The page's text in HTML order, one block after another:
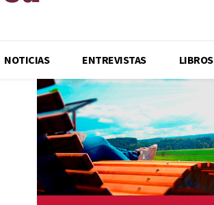
NOTICIAS ENTREVISTAS LIBROS